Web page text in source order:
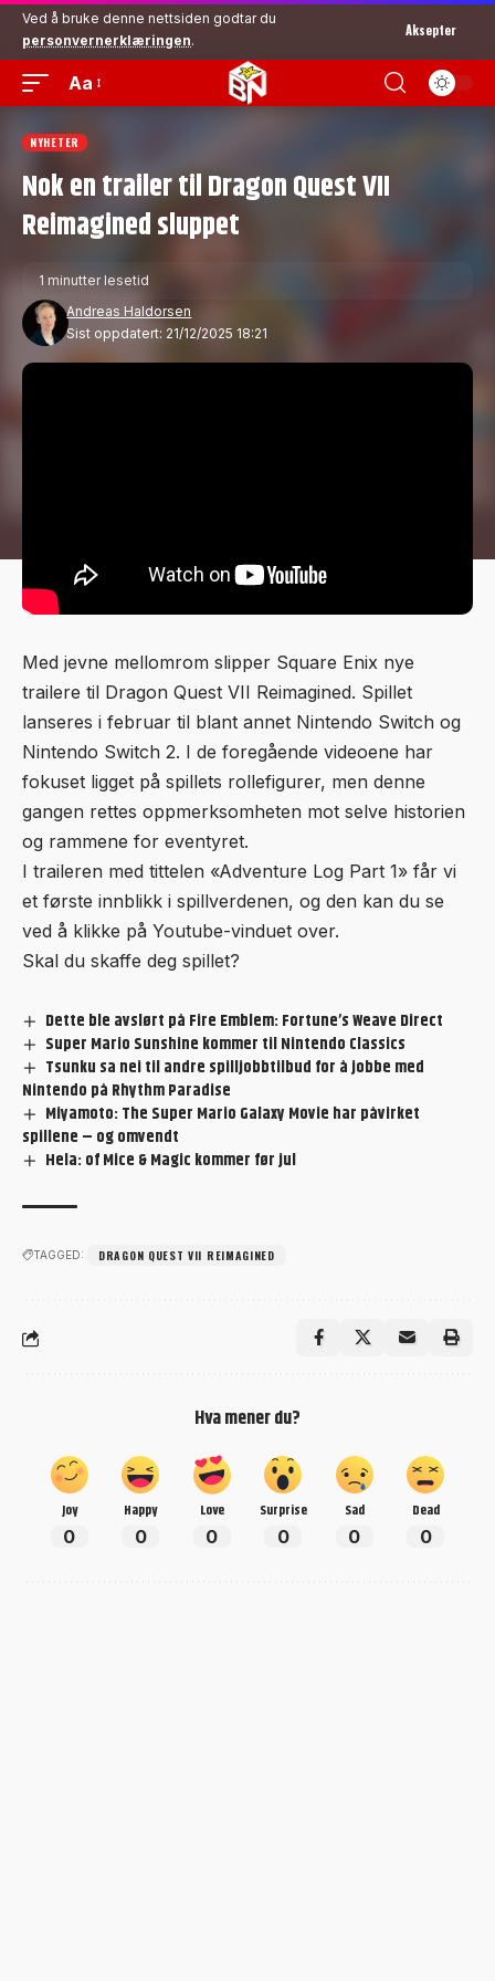
Ved å bruke denne nettsiden godtar du
personvernerklæringen.
Aksepter
Aa
NYHETER
Nok en trailer til Dragon Quest VII
Reimagined sluppet
Sist oppdatert: 21/12/2025 18:21
Andreas Haldorsen
1 minutter lesetid
Med jevne mellomrom slipper Square Enix nye
trailere til Dragon Quest VII Reimagined. Spillet
lanseres i februar til blant annet Nintendo Switch og
Nintendo Switch 2. I de foregående videoene har
fokuset ligget på spillets rollefigurer, men denne
gangen rettes oppmerksomheten mot selve historien
og rammene for eventyret.
I traileren med tittelen «Adventure Log Part 1» får vi
et første innblikk i spillverdenen, og den kan du se
ved å klikke på Youtube-vinduet over.
Skal du skaffe deg spillet?
Dette ble avslørt på Fire Emblem: Fortune’s Weave Direct
Super Mario Sunshine kommer til Nintendo Classics
Tsunku sa nei til andre spilljobbtilbud for å jobbe med
Nintendo på Rhythm Paradise
Miyamoto: The Super Mario Galaxy Movie har påvirket
spillene – og omvendt
Hela: of Mice & Magic kommer før jul
TAGGED: DRAGON QUEST VII REIMAGINED
Hva mener du?
Joy
0
Happy
0
Love
0
Surprise
0
Sad
0
Dead
0